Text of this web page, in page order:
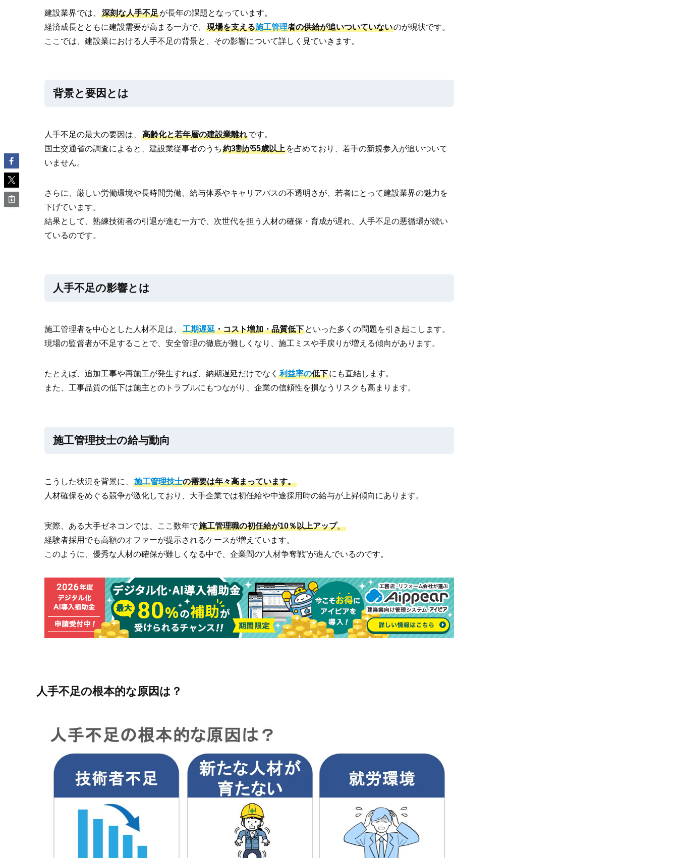
建設業界では、 深刻な人手不足が長年の課題となっています。
経済成長とともに建設需要が高まる一方で、
現場を支える施工管理者の供給が追いついていないのが現状です。
ここでは、建設業における人手不足の背景と、その影響について詳しく見ていきます。
背景と要因とは
人手不足の最大の要因は、 高齢化と若年層の建設業離れです。
国土交通省の調査によると、建設業従事者のうち 約3割が55歳以上 を占めており、若手の新規参入が追いついて
いません。
さらに、厳しい労働環境や長時間労働、給与体系やキャリアパスの不透明さが、若者にとって建設業界の魅力を
下げています。
結果として、熟練技術者の引退が進む一方で、次世代を担う人材の確保・育成が遅れ、人手不足の悪循環が続い
ているのです。
人手不足の影響とは
施工管理者を中心とした人材不足は、 工期遅延・コスト増加・品質低下 といった多くの問題を引き起こします。
現場の監督者が不足することで、安全管理の徹底が難しくなり、施工ミスや手戻りが増える傾向があります。
たとえば、追加工事や再施工が発生すれば、納期遅延だけでなく 利益率の低下にも直結します。
また、工事品質の低下は施主とのトラブルにもつながり、企業の信頼性を損なうリスクも高まります。
施工管理技士の給与動向
こうした状況を背景に、 施工管理技士の需要は年々高まっています。
人材確保をめぐる競争が激化しており、大手企業では初任給や中途採用時の給与が上昇傾向にあります。
実際、ある大手ゼネコンでは、ここ数年で施工管理職の初任給が10％以上アップ。
経験者採用でも高額のオファーが提示されるケースが増えています。
このように、優秀な人材の確保が難しくなる中で、企業間の“人材争奪戦”が進んでいるのです。
人手不足の根本的な原因は？